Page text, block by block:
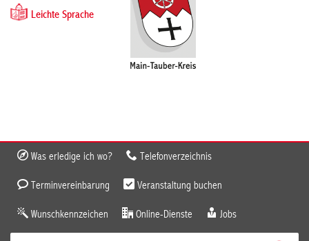
Leichte Sprache
Was erledige ich wo? Telefonverzeichnis
Terminvereinbarung Veranstaltung buchen
Wunschkennzeichen Online-Dienste Jobs